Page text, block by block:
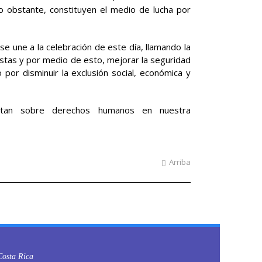
obstante, constituyen el medio de lucha por
une a la celebración de este día, llamando la
y por medio de esto, mejorar la seguridad
disminuir la exclusión social, económica y
sobre derechos humanos en nuestra
Arriba
Rica